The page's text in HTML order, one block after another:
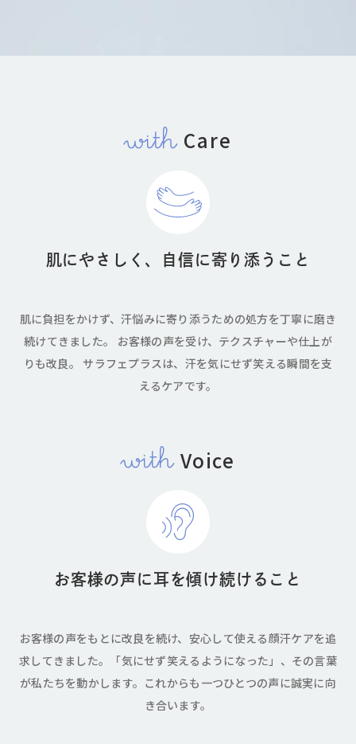
with care
肌にやさしく、自信に寄り添うこと
肌に負担をかけず、汗悩みに寄り添うための処方を丁寧に磨き
続けてきました。 お客様の声を受け、テクスチャーや仕上が
りも改良。 サラフェプラスは、汗を気にせず笑える瞬間を支
えるケアです。
with voice
お客様の声に耳を傾け続けること
お客様の声をもとに改良を続け、安心して使える顔汗ケアを追
求してきました。「気にせず笑えるようになった」、その言葉
が私たちを動かします。これからも一つひとつの声に誠実に向
き合います。